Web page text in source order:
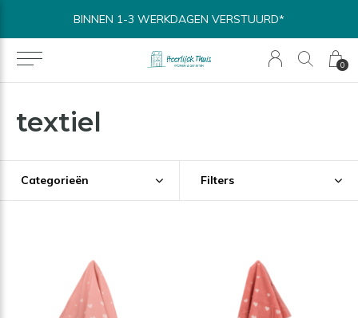
0
BINNEN 1-3 WERKDAGEN VERSTUURD*
textiel
Categorieën Filters